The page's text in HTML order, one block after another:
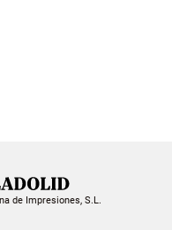
de Impresiones, S.L.